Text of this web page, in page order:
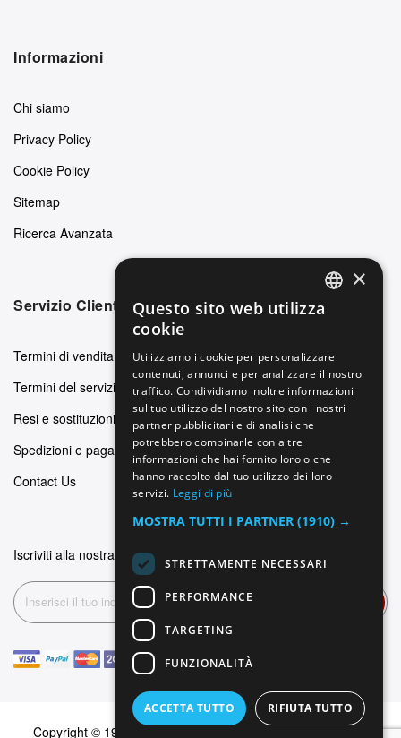
Informazioni
Chi siamo
Privacy Policy
Cookie Policy
Sitemap
Ricerca Avanzata
Servizio Clienti
Termini di vendita
Termini del servizio
Resi e sostituzioni
Spedizioni e pagamenti
Contact Us
Iscriviti alla nostra newsletter
Copyright © 1999-2026 Dominus Piercing. Tutti i diritti sono
ITALIAN
SPANISH
×
Questo sito web utilizza
cookie
Utilizziamo i cookie per personalizzare
contenuti, annunci e per analizzare il nostro
traffico. Condividiamo inoltre informazioni
sul tuo utilizzo del nostro sito con i nostri
partner pubblicitari e di analisi che
potrebbero combinarle con altre
informazioni che hai fornito loro o che
hanno raccolto dal tuo utilizzo dei loro
servizi. Leggi di più
MOSTRA TUTTI I PARTNER (1910) →
STRETTAMENTE NECESSARI
PERFORMANCE
TARGETING
FUNZIONALITÀ
ACCETTA TUTTO RIFIUTA TUTTO